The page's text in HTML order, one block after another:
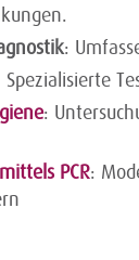
:
Spezialisierte
:
PCR: